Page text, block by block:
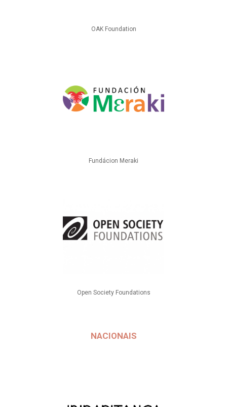
OAK Foundation
Fundácion Meraki
Open Society Foundations
NACIONAIS